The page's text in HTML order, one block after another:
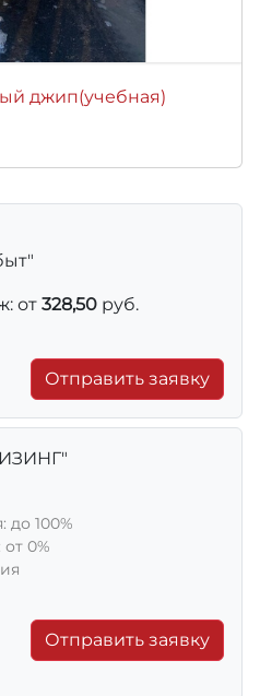
джип(учебная)
от 328,50 руб.
Отправить заявку
100%
0%
Отправить заявку